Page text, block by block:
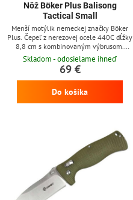
Nôž Böker Plus Balisong
Tactical Small
Menší motýlik nemeckej značky Böker
Plus. Čepeľ z nerezovej ocele 440C dĺžky
8,8 cm s kombinovaným výbrusom.
Črienky rukoväte z G10, klip na
zavesenie z nerezovej ocele.
Skladom - odosielame ihneď
69 €
Do košíka